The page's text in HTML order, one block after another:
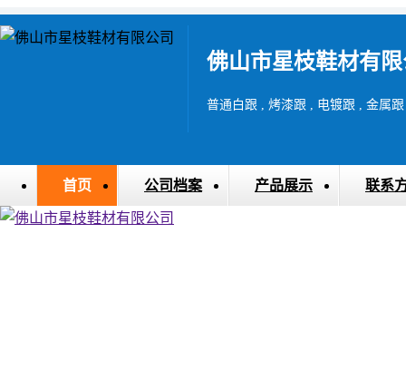
佛山市星枝鞋材有
首页 公司档案 产品展示 联系